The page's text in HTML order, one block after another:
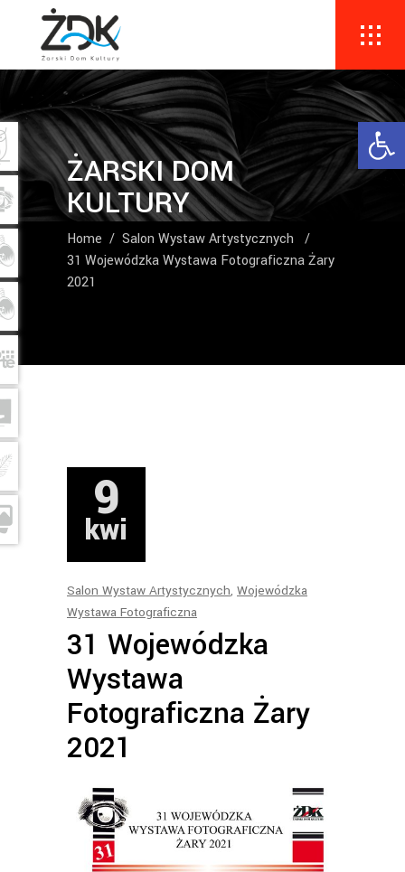
ŻARSKI DOM
KULTURY
Home / Salon Wystaw Artystycznych
/
31 Wojewódzka Wystawa Fotograficzna Żary
2021
9
kwi
Salon Wystaw Artystycznych, Wojewódzka
Wystawa Fotograficzna
31 Wojewódzka
Wystawa
Fotograficzna Żary
2021